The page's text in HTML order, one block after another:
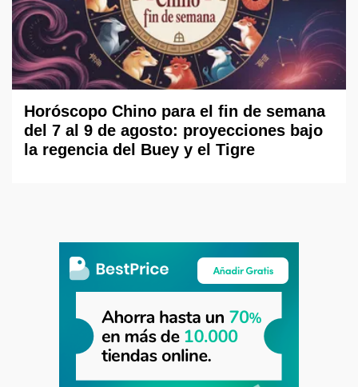
Horóscopo Chino para el fin de semana
del 7 al 9 de agosto: proyecciones bajo
la regencia del Buey y el Tigre